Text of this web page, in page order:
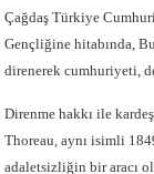
Çağdaş Türkiye
Gençliğine hitabında,
direnerek cumhuriyeti,
Direnme hakkı ile
Thoreau, aynı isimli
adaletsizliğin bir aracı